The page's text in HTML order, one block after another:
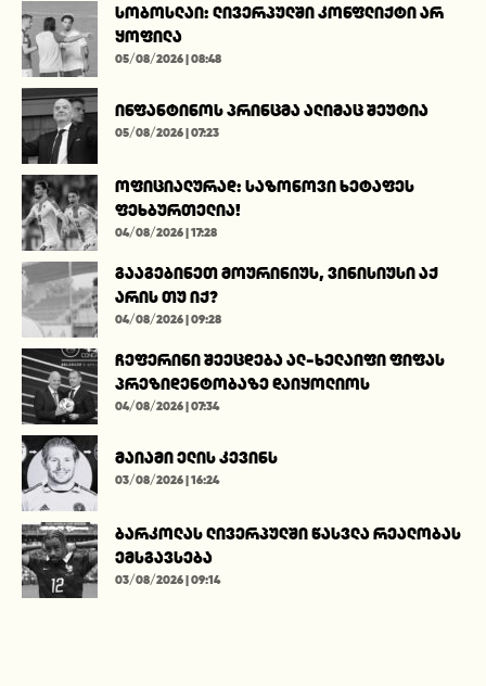
სობოსლაი: ლივერპულში კონფლიქტი არ
ყოფილა
05/08/2026 | 08:48
ინფანტინოს პრინცმა ალიმაც შეუტია
05/08/2026 | 07:23
ოფიციალურად: საზონოვი ხეტაფეს
ფეხბურთელია!
04/08/2026 | 17:28
გააგებინეთ მოურინიუს, ვინისიუსი აქ
არის თუ იქ?
04/08/2026 | 09:28
ჩეფერინი შეეცდება ალ-ხელაიფი ფიფას
პრეზიდენტობაზე დაიყოლიოს
04/08/2026 | 07:34
მაიამი ელის კევინს
03/08/2026 | 16:24
ბარკოლას ლივერპულში წასვლა რეალობას
ემსგავსება
03/08/2026 | 09:14